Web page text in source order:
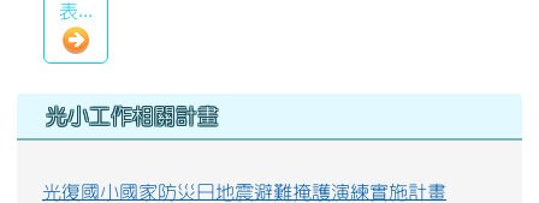
表...
右邊區域內容
光小工作相關計畫
光復國小國家防災日地震避難掩護演練實施計畫